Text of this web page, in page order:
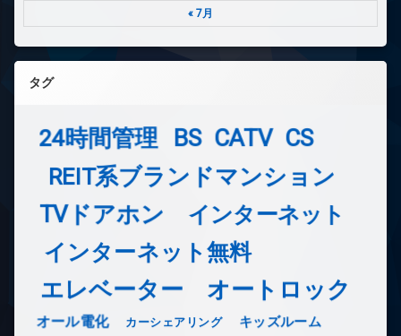
« 7月
タグ
24時間管理 BS CATV CS
REIT系ブランドマンション
TVドアホン インターネット
インターネット無料
エレベーター オートロック
オール電化 カーシェアリング キッズルーム